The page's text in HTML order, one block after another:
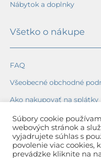
Nábytok a doplnky
Všetko o nákupe
FAQ
Všeobecné obchodné
Ako nakupovať na splátky
Ochrana osobných údajov
Reklamačný poriadok
Spôsob a cena dopravy
Súbory cookie
webových stránok a
vyjadrujete súhlas s
povolenie viac cookies,
prevádzke kliknite na